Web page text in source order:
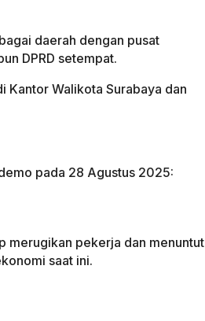
daerah dengan pusat
DPRD setempat.
Kantor Walikota Surabaya dan
pada 28 Agustus 2025:
merugikan pekerja dan menuntut
saat ini.